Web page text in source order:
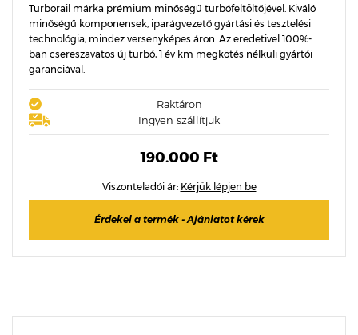
Turborail márka prémium minőségű turbófeltöltőjével. Kiváló
minőségű komponensek, iparágvezető gyártási és tesztelési
technológia, mindez versenyképes áron. Az eredetivel 100%-
ban csereszavatos új turbó, 1 év km megkötés nélküli gyártói
garanciával.
Raktáron
Ingyen szállítjuk
190.000 Ft
Viszonteladói ár: Kérjük lépjen be
Érdekel a termék - Ajánlatot kérek